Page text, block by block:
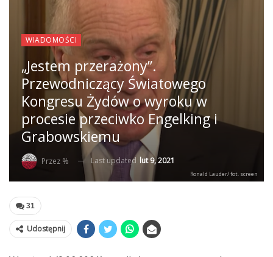
WIADOMOŚCI
„Jestem przerażony”.
Przewodniczący Światowego
Kongresu Żydów o wyroku w
procesie przeciwko Engelking i
Grabowskiemu
Przez % Last updated lut 9, 2021
Ronald Lauder/ fot. screen
31
Udostępnij